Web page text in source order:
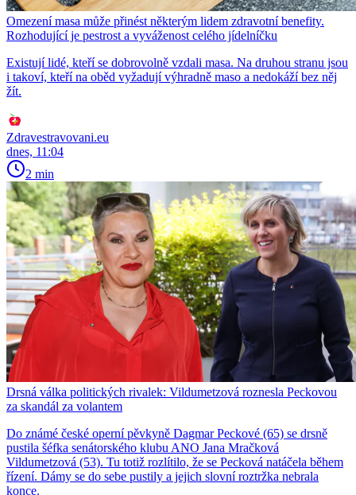
Omezení masa může přinést některým lidem zdravotní benefity.
Rozhodující je pestrost a vyváženost celého jídelníčku
Existují lidé, kteří se dobrovolně vzdali masa. Na druhou stranu jsou
i takoví, kteří na oběd vyžadují výhradně maso a nedokáží bez něj
žít.
Zdravestravovani.eu
dnes, 11:04
2 min
Drsná válka politických rivalek: Vildumetzová roznesla Peckovou
za skandál za volantem
Do známé české operní pěvkyně Dagmar Peckové (65) se drsně
pustila šéfka senátorského klubu ANO Jana Mračková
Vildumetzová (53). Tu totiž rozlítilo, že se Pecková natáčela během
řízení. Dámy se do sebe pustily a jejich slovní roztržka nebrala
konce.